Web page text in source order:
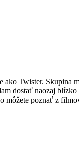
Twister. Skupina
dostať naozaj
môžete poznať z